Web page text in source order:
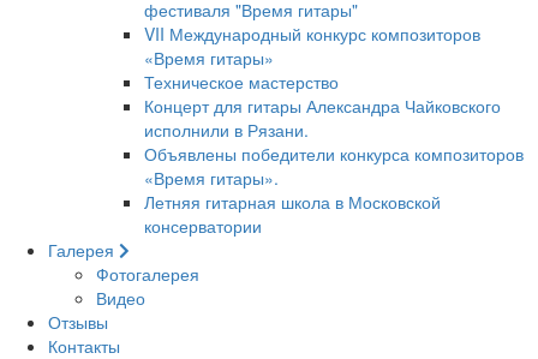
фестиваля "Время гитары"
VII Международный конкурс композиторов
«Время гитары»
Техническое мастерство
Концерт для гитары Александра Чайковского
исполнили в Рязани.
Объявлены победители конкурса композиторов
«Время гитары».
Летняя гитарная школа в Московской
консерватории
Галерея
Фотогалерея
Видео
Отзывы
Контакты